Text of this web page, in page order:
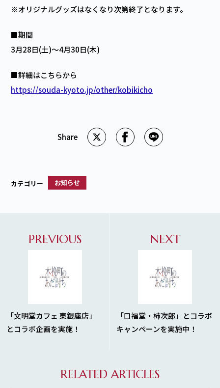
※オリジナルグッズはなくなり次第終了となります。
■期間
3月28日(土)～4月30日(木)
■詳細はこちらから
https://souda-kyoto.jp/other/kobikicho
カテゴリー お知らせ
PREVIOUS
「文明堂カフェ 東銀座店」
とコラボ企画を実施！
NEXT
「口福堂・柿次郎」とコラボ
キャンペーンを実施中！
RELATED ARTICLES